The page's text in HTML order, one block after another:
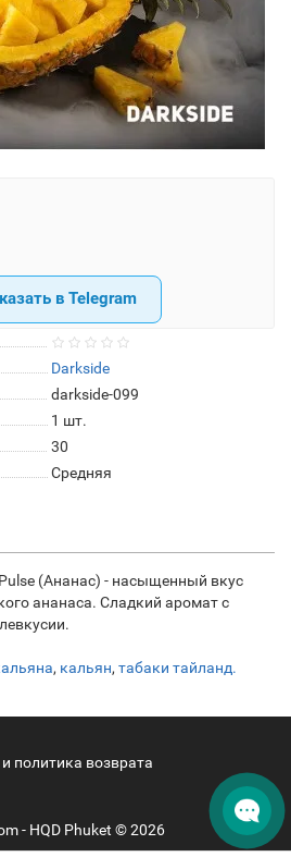
Darkside
darkside-099
1 шт.
30
Средняя
в Telegram
(Ананас) - насыщенный вкус
ананаса. Сладкий аромат с
, кальян, табаки тайланд.
политика возврата
- HQD Phuket © 2026